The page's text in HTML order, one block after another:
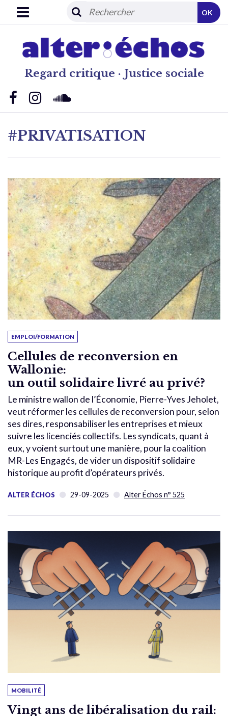
Regard critique · Justice sociale
OK
#PRIVATISATION
EMPLOI/FORMATION
Cellules de reconversion en
Wallonie:
un outil solidaire livré au privé?
Le ministre wallon de l’Économie, Pierre-Yves Jeholet,
veut réformer les cellules de reconversion pour, selon
ses dires, responsabiliser les entreprises et mieux
suivre les licenciés collectifs. Les syndicats, quant à
eux, y voient surtout une manière, pour la coalition
MR-Les Engagés, de vider un dispositif solidaire
historique au profit d’opérateurs privés.
ALTER ÉCHOS 29-09-2025 Alter Échos n° 525
MOBILITÉ
Vingt ans de libéralisation du rail: